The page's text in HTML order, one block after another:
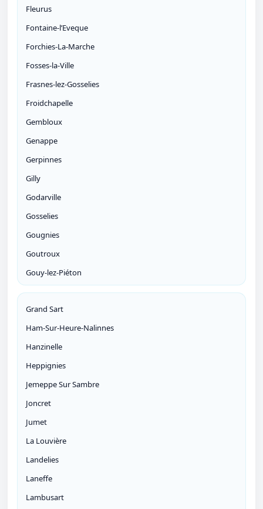
Fleurus
Fontaine-l’Eveque
Forchies-La-Marche
Fosses-la-Ville
Frasnes-lez-Gosselies
Froidchapelle
Gembloux
Genappe
Gerpinnes
Gilly
Godarville
Gosselies
Gougnies
Goutroux
Gouy-lez-Piéton
Grand Sart
Ham-Sur-Heure-Nalinnes
Hanzinelle
Heppignies
Jemeppe Sur Sambre
Joncret
Jumet
La Louvière
Landelies
Laneffe
Lambusart